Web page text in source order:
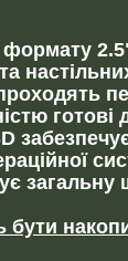
формату
готові
загальну